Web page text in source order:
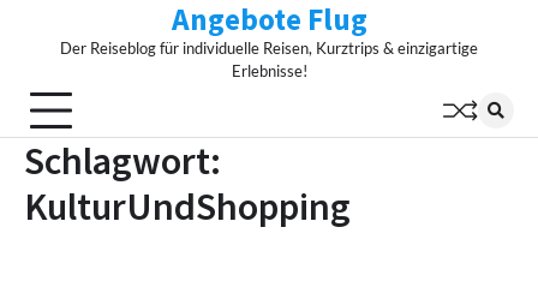
Angebote Flug
Der Reiseblog für individuelle Reisen, Kurztrips & einzigartige
Erlebnisse!
Schlagwort:
KulturUndShopping